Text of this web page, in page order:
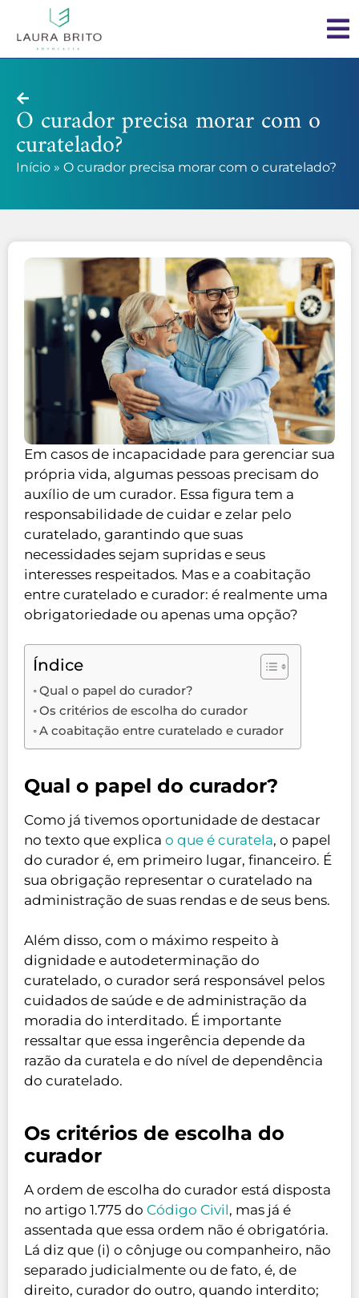
O curador precisa morar com o
curatelado?
Início » O curador precisa morar com o curatelado?
Em casos de incapacidade para gerenciar sua
própria vida, algumas pessoas precisam do
auxílio de um curador. Essa figura tem a
responsabilidade de cuidar e zelar pelo
curatelado, garantindo que suas
necessidades sejam supridas e seus
interesses respeitados. Mas e a coabitação
entre curatelado e curador: é realmente uma
obrigatoriedade ou apenas uma opção?
Índice
Qual o papel do curador?
Os critérios de escolha do curador
A coabitação entre curatelado e curador
Qual o papel do curador?
Como já tivemos oportunidade de destacar
no texto que explica o que é curatela, o papel
do curador é, em primeiro lugar, financeiro. É
sua obrigação representar o curatelado na
administração de suas rendas e de seus bens.
Além disso, com o máximo respeito à
dignidade e autodeterminação do
curatelado, o curador será responsável pelos
cuidados de saúde e de administração da
moradia do interditado. É importante
ressaltar que essa ingerência depende da
razão da curatela e do nível de dependência
do curatelado.
Os critérios de escolha do
curador
A ordem de escolha do curador está disposta
no artigo 1.775 do Código Civil, mas já é
assentada que essa ordem não é obrigatória.
Lá diz que (i) o cônjuge ou companheiro, não
separado judicialmente ou de fato, é, de
direito, curador do outro, quando interdito;